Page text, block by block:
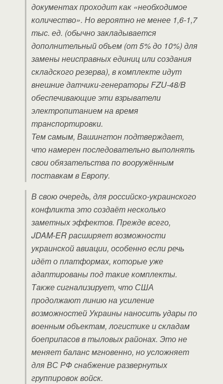
документах проходит как «необходимое
количество». Но вероятно не менее 1,6-1,7
тыс. ед. (обычно закладывается
дополнительный объем (от 5% до 10%) для
замены неисправных единиц или создания
складского резерва), в комплекте идут
внешние датчики-генераторы FZU-48/B
обеспечивающие эти взрыватели
электропитанием на время
транспортировки.
Тем самым, Вашингтон подтверждает,
что намерен последовательно выполнять
свои обязательства по вооружённым
поставкам в Европу.
В свою очередь, для российско-украинского
конфликта это создаёт несколько
заметных эффектов. Прежде всего,
JDAM‑ER расширяет возможности
украинской авиации, особенно если речь
идёт о платформах, которые уже
адаптированы под такие комплекты.
Также сигнализирует, что США
продолжают линию на усиление
возможностей Украины наносить удары по
военным объектам, логистике и складам
боеприпасов в тыловых районах. Это не
меняет баланс мгновенно, но усложняет
для ВС РФ снабжение развернутых
группировок войск.